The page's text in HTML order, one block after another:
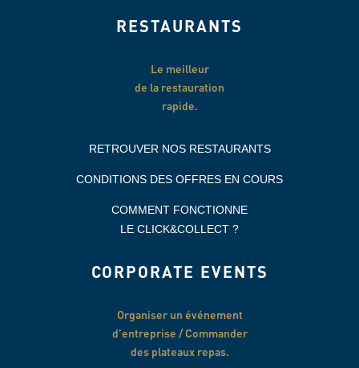
RESTAURANTS
Le meilleur
de la restauration
rapide.
RETROUVER NOS RESTAURANTS
CONDITIONS DES OFFRES EN COURS
COMMENT FONCTIONNE
LE CLICK&COLLECT ?
CORPORATE EVENTS
Organiser un événement
d’entreprise / Commander
des plateaux repas.